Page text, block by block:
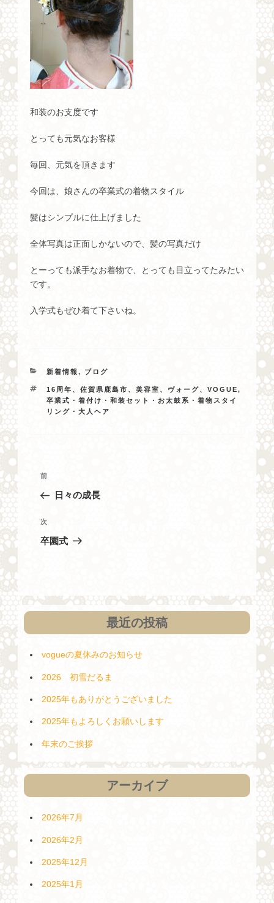
和装のお支度です
とっても元気なお客様
毎回、元気を頂きます
今回は、娘さんの卒業式の着物スタイル
髪はシンプルに仕上げました
全体写真は正面しかないので、髪の写真だけ
とーっても派手なお着物で、とっても目立ってたみたい
です。
入学式もぜひ着て下さいね。
カ
ゴ
リ
ー
新着情報, ブログ
タ
グ
16周年、佐賀県鹿島市、美容室、ヴォーグ、VOGUE,
卒業式・着付け・和装セット・お太鼓系・着物スタイ
リング・大人ヘア
投
ビ
ゲ
ン
過
去
投
稿
前
日々の成長
次
の
次
卒園式
最近の投稿
vogueの夏休みのお知らせ
2026 初雪だるま
2025年もありがとうございました
2025年もよろしくお願いします
年末のご挨拶
アーカイブ
2026年7月
2026年2月
2025年12月
2025年1月